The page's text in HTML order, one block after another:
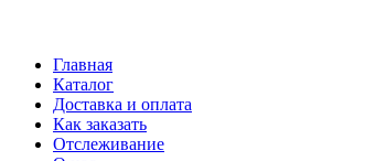
Главная
Каталог
Доставка и оплата
Как заказать
Отслеживание